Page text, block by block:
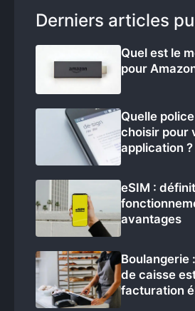
Derniers articles
Quel est le
pour
Quelle
choisir pour
application ?
eSIM :
avantages
Boulangerie
de caisse
facturation